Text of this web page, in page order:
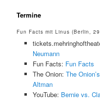
Termine
Fun Facts mit Linus (Berlin,
Neumann
Fun Facts: Fun Facts
The Onion: The
Altman
YouTube: Bernie vs.